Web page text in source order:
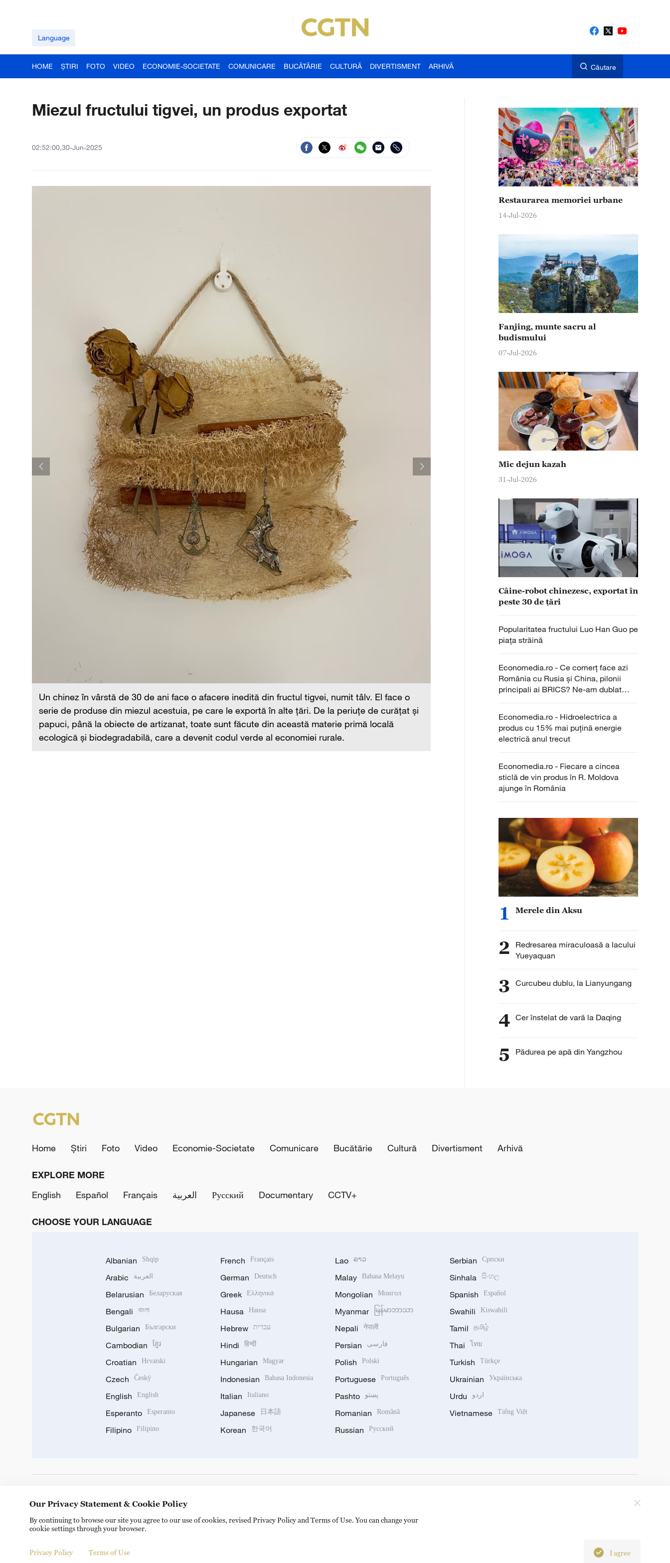
Language
HOME ȘTIRI FOTO VIDEO ECONOMIE-SOCIETATE COMUNICARE BUCĂTĂRIE CULTURĂ DIVERTISMENT ARHIVĂ Căutare
Miezul fructului tigvei, un produs exportat
02:52:00,30-Jun-2025
Un chinez în vârstă de 30 de ani face o afacere inedită din fructul tigvei, numit tâlv. El face o
serie de produse din miezul acestuia, pe care le exportă în alte țări. De la periuțe de curățat și
papuci, până la obiecte de artizanat, toate sunt făcute din această materie primă locală
ecologică și biodegradabilă, care a devenit codul verde al economiei rurale.
Un chinez în vârstă de 30 de ani face o afacere inedită
serie de produse din miezul acestuia, pe care le
papuci, până la obiecte de artizanat, toate sunt făcute
ecologică și biodegradabilă, care a devenit codul verde
Restaurarea memoriei urbane
14-Jul-2026
Fanjing, munte sacru al
budismului
07-Jul-2026
Mic dejun kazah
31-Jul-2026
Câine-robot chinezesc, exportat în
peste 30 de țări
Popularitatea fructului Luo Han Guo pe
piața străină
Economedia.ro - Ce comerț face azi
România cu Rusia și China, pilonii
principali ai BRICS? Ne-am dublat
importurile de la ruși pentru un produs
Economedia.ro - Hidroelectrica a
produs cu 15% mai puțină energie
electrică anul trecut
Economedia.ro - Fiecare a cincea
sticlă de vin produs în R. Moldova
ajunge în România
1 Merele din Aksu
2
Redresarea miraculoasă a lacului
Yueyaquan
3 Curcubeu dublu, la Lianyungang
4 Cer înstelat de vară la Daqing
5 Pădurea pe apă din Yangzhou
Home Știri Foto Video Economie-Societate Comunicare Bucătărie Cultură Divertisment Arhivă
EXPLORE MORE
English
Español Français العربية Русский Documentary CCTV+
CHOOSE YOUR LANGUAGE
Albanian Shqip
Arabic العربية
Belarusian Беларуская
Bengali বাংলা
Bulgarian Български
Cambodian ខ្មែរ
Croatian Hrvatski
Czech Český
English English
Esperanto Esperanto
Filipino Filipino
French Français
German Deutsch
Greek Ελληνικά
Hausa Hausa
Hebrew עברית
Hindi हिन्दी
Hungarian Magyar
Indonesian Bahasa Indonesia
Italian Italiano
Japanese 日本語
Korean 한국어
Lao ລາວ
Malay Bahasa Melayu
Mongolian Монгол
Myanmar မြန်မာဘာသာ
Nepali नेपाली
Persian فارسی
Polish Polski
Portuguese Português
Pashto پښتو
Romanian Română
Russian Русский
Serbian Српски
Sinhala සිංහල
Spanish Español
Swahili Kiswahili
Tamil தமிழ்
Thai ไทย
Turkish Türkçe
Ukrainian Українська
Urdu اردو
Vietnamese Tiếng Việt
Copyright © 2024 CGTN. 京ICP备20000184号
Our Privacy Statement & Cookie Policy
By continuing to browse our site you agree to our use of cookies, revised Privacy Policy and Terms of Use. You can change your
cookie settings through your browser.
Privacy Policy Terms of Use I agree